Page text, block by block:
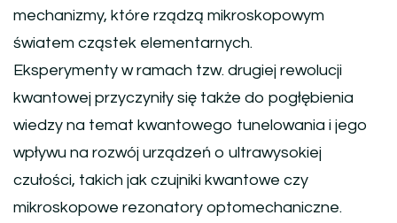
mechanizmy, które rządzą mikroskopowym
światem cząstek elementarnych.
Eksperymenty w ramach tzw. drugiej rewolucji
kwantowej przyczyniły się także do pogłębienia
wiedzy na temat kwantowego tunelowania i jego
wpływu na rozwój urządzeń o ultrawysokiej
czułości, takich jak czujniki kwantowe czy
mikroskopowe rezonatory optomechaniczne.